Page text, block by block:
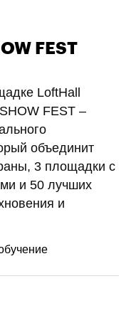
FEST
LoftHall
FEST –
объединит
3 площадки с
и 50 лучших
и